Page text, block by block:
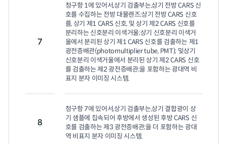
7
청구항 1에 있어서,상기 검출부는,상기 전방 CARS 신
호를 수집하는 전방 대물렌즈;상기 전방 CARS 신호
를, 상기 제1 CARS 신호, 및 상기 제2 CARS 신호를
분리하는 신호분리 이색거울;상기 신호분리 이색거
울에서 분리된 상기 제1 CARS 신호를 검출하는 제1
광전증배관(photomultiplier tube, PMT); 및상기
신호분리 이색거울에서 분리된 상기 제2 CARS 신호
를 검출하는 제2 광전증배관;을 포함하는 광대역 비
표지 분자 이미징 시스템.
8
청구항 7에 있어서,상기 검출부는,상기 결합광이 상
기 샘플에 집속되어 후방에서 생성된 후방 CARS 신
호를 검출하는 제3 광전증배관;을 더 포함하는 광대
역 비표지 분자 이미징 시스템.